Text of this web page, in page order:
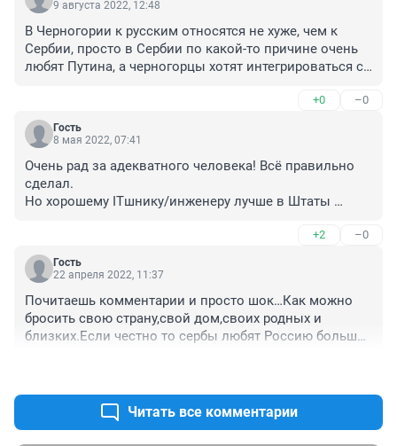
9 августа 2022, 12:48
В Черногории к русским относятся не хуже, чем к
Сербии, просто в Сербии по какой-то причине очень
любят Путина, а черногорцы хотят интегрироваться с
отношение черногорцев я на личном опыте знаю..
+0 –0
Гость
8 мая 2022, 07:41
Очень рад за адекватного человека! Всё правильно
сделал.
Но хорошему ITшнику/инженеру лучше в Штаты
+2 –0
Гость
22 апреля 2022, 11:37
Почитаешь комментарии и просто шок…Как можно
бросить свою страну,свой дом,своих родных и
близких.Если честно то сербы любят Россию больше
Читать все комментарии